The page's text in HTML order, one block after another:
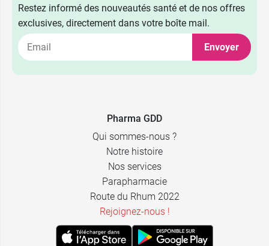
Restez informé des nouveautés santé et de nos offres
exclusives, directement dans votre boîte mail.
Envoyer
Pharma GDD
Qui sommes-nous ?
Notre histoire
Nos services
Parapharmacie
Route du Rhum 2022
Rejoignez-nous !